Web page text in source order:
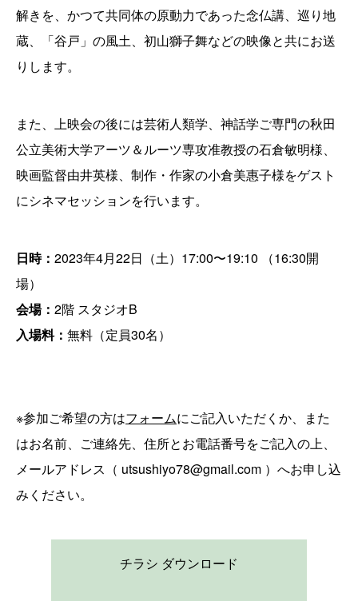
解きを、かつて共同体の原動力であった念仏講、巡り地
蔵、「谷戸」の風土、初山獅子舞などの映像と共にお送
りします。
また、上映会の後には芸術人類学、神話学ご専門の秋田
公立美術大学アーツ＆ルーツ専攻准教授の石倉敏明様、
映画監督由井英様、制作・作家の小倉美惠子様をゲスト
にシネマセッションを行います。
日時： 2023年4月22日（土）17:00〜19:10 （16:30開
場）
会場： 2階 スタジオB
入場料： 無料（定員30名）
※参加ご希望の方はフォームにご記入いただくか、また
はお名前、ご連絡先、住所とお電話番号をご記入の上、
メールアドレス（ utsushiyo78@gmail.com ）へお申し込
みください。
チラシ ダウンロード